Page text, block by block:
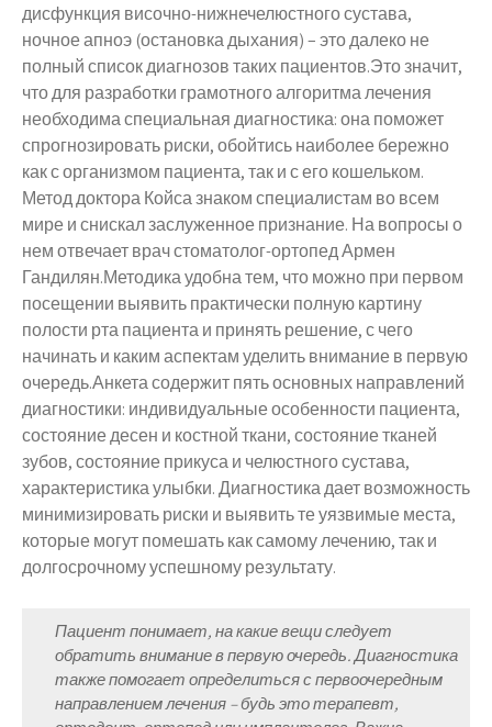
дисфункция височно-нижнечелюстного сустава,
ночное апноэ (остановка дыхания) – это далеко не
полный список диагнозов таких пациентов.Это значит,
что для разработки грамотного алгоритма лечения
необходима специальная диагностика: она поможет
спрогнозировать риски, обойтись наиболее бережно
как с организмом пациента, так и с его кошельком.
Метод доктора Койса знаком специалистам во всем
мире и снискал заслуженное признание. На вопросы о
нем отвечает врач стоматолог-ортопед Армен
Гандилян.Методика удобна тем, что можно при первом
посещении выявить практически полную картину
полости рта пациента и принять решение, с чего
начинать и каким аспектам уделить внимание в первую
очередь.Анкета содержит пять основных направлений
диагностики: индивидуальные особенности пациента,
состояние десен и костной ткани, состояние тканей
зубов, состояние прикуса и челюстного сустава,
характеристика улыбки. Диагностика дает возможность
минимизировать риски и выявить те уязвимые места,
которые могут помешать как самому лечению, так и
долгосрочному успешному результату.
Пациент понимает, на какие вещи следует
обратить внимание в первую очередь. Диагностика
также помогает определиться с первоочередным
направлением лечения – будь это терапевт,